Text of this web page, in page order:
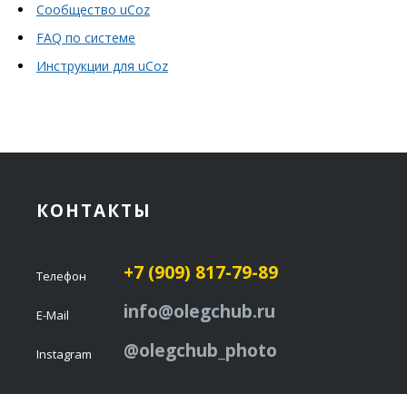
Сообщество uCoz
FAQ по системе
Инструкции для uCoz
КОНТАКТЫ
Телефон +7 (909) 817-79-89
E-Mail info@olegchub.ru
Instagram @olegchub_photo